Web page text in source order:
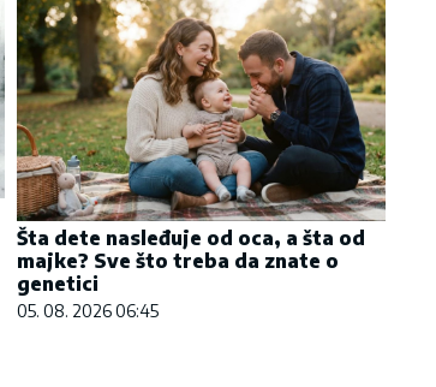
Šta dete nasleđuje od oca, a šta od
majke? Sve što treba da znate o
genetici
05. 08. 2026 06:45